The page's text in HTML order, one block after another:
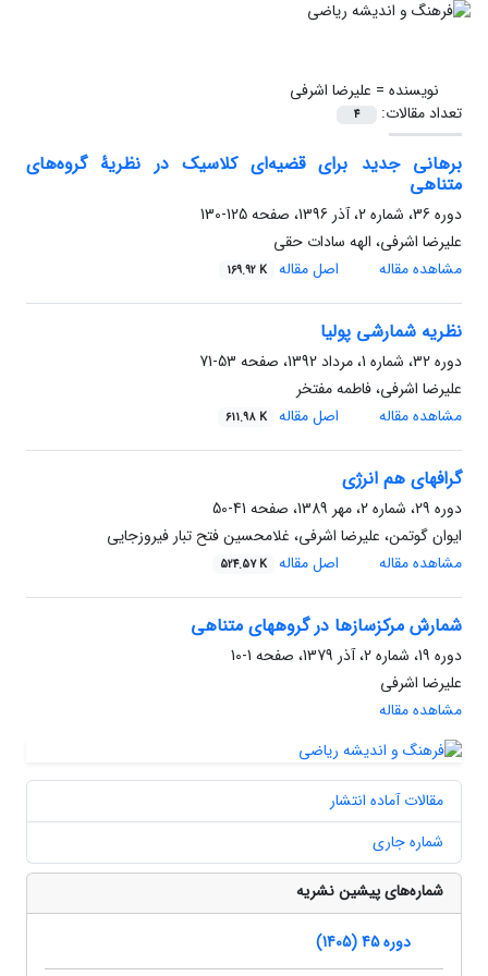
نویسنده = علیرضا اشرفی
تعداد مقالات:
4
برهانی جدید برای قضیه‌ای کلاسیک در نظریۀ گروه‌های
متناهی
دوره 36، شماره 2، آذر 1396، صفحه
125-130
علیرضا اشرفی، الهه سادات حقی
مشاهده مقاله
اصل مقاله 169.92 K
نظریه شمارشی پولیا
دوره 32، شماره 1، مرداد 1392، صفحه
53-71
علیرضا اشرفی، فاطمه مفتخر
مشاهده مقاله
اصل مقاله 611.98 K
گرافهای هم انرژی
دوره 29، شماره 2، مهر 1389، صفحه
41-50
ایوان گوتمن، علیرضا اشرفی، غلامحسین فتح تبار فیروزجایی
مشاهده مقاله
اصل مقاله 524.57 K
شمارش مرکزسازها در گروههای متناهی
دوره 19، شماره 2، آذر 1379، صفحه
1-10
علیرضا اشرفی
مشاهده مقاله
مقالات آماده انتشار
شماره جاری
شماره‌های پیشین نشریه
دوره 45 (1405)